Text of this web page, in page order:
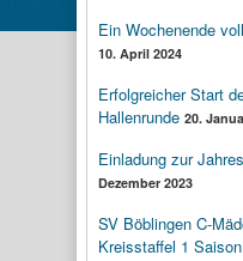
Ein Wochenende
10. April 2024
Erfolgreicher Start
Hallenrunde 20.
Einladung zur
Dezember 2023
SV Böblingen C-
Kreisstaffel 1